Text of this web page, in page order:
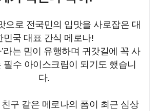
으로 전국민의 입맛을 사로잡은 대
민국 대표 간식 메로나!
’라는 밈이 유행하며 귀갓길에 꼭 사
필수 아이스크림이 되기도 했습니
다.
구 같은 메로나의 폼이 최근 심상